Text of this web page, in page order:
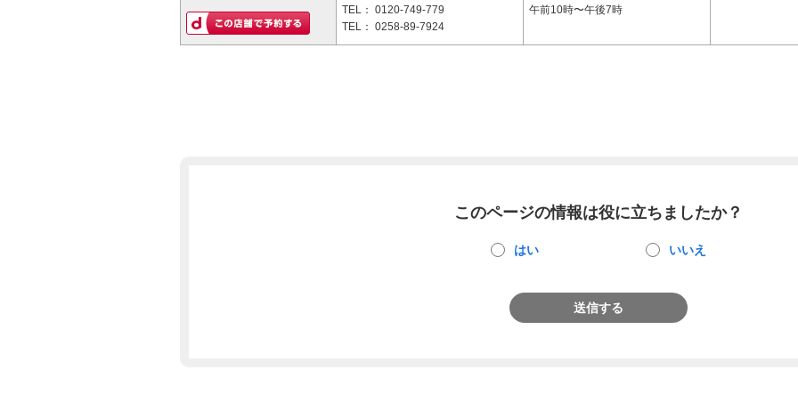
TEL： 0120-749-779
TEL： 0258-89-7924
午前10時〜午後7時
このページの情報は役に立ちましたか？
はい いいえ
送信する